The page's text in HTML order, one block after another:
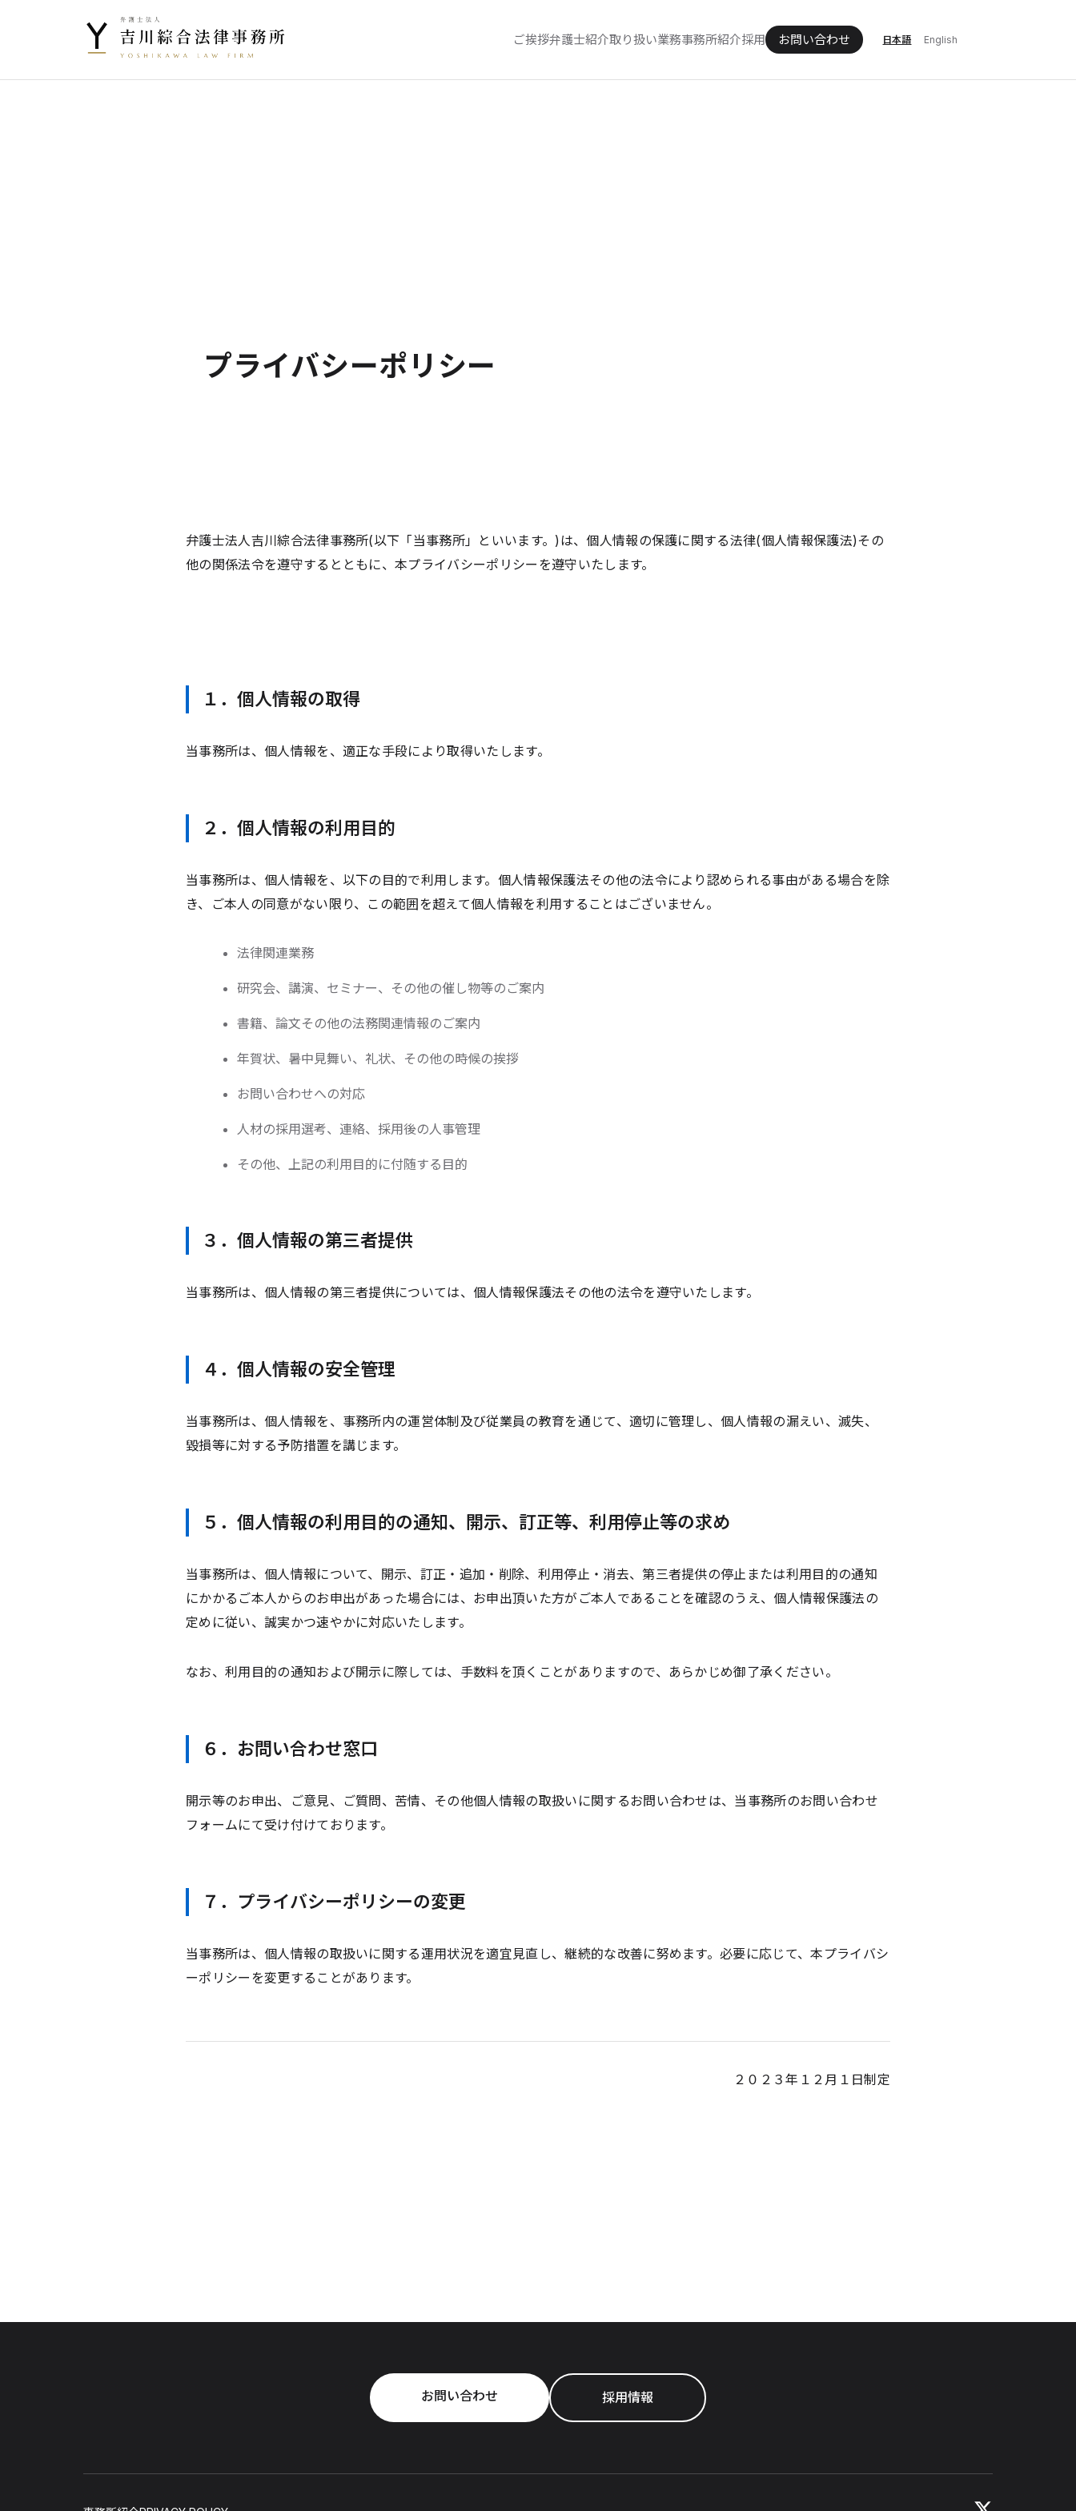
ご挨拶弁護士紹介取り扱い業務事務所紹介採用 お問い合わせ 日本語 English
プライバシーポリシー
弁護士法人吉川綜合法律事務所(以下「当事務所」といいます。)は、個人情報の保護に関する法律(個人情報保護法)その
他の関係法令を遵守するとともに、本プライバシーポリシーを遵守いたします。
１．個人情報の取得
当事務所は、個人情報を、適正な手段により取得いたします。
２．個人情報の利用目的
当事務所は、個人情報を、以下の目的で利用します。個人情報保護法その他の法令により認められる事由がある場合を除
き、ご本人の同意がない限り、この範囲を超えて個人情報を利用することはございません。
法律関連業務
研究会、講演、セミナー、その他の催し物等のご案内
書籍、論文その他の法務関連情報のご案内
年賀状、暑中見舞い、礼状、その他の時候の挨拶
お問い合わせへの対応
人材の採用選考、連絡、採用後の人事管理
その他、上記の利用目的に付随する目的
３．個人情報の第三者提供
当事務所は、個人情報の第三者提供については、個人情報保護法その他の法令を遵守いたします。
４．個人情報の安全管理
当事務所は、個人情報を、事務所内の運営体制及び従業員の教育を通じて、適切に管理し、個人情報の漏えい、滅失、
毀損等に対する予防措置を講じます。
５．個人情報の利用目的の通知、開示、訂正等、利用停止等の求め
当事務所は、個人情報について、開示、訂正・追加・削除、利用停止・消去、第三者提供の停止または利用目的の通知
にかかるご本人からのお申出があった場合には、お申出頂いた方がご本人であることを確認のうえ、個人情報保護法の
定めに従い、誠実かつ速やかに対応いたします。
なお、利用目的の通知および開示に際しては、手数料を頂くことがありますので、あらかじめ御了承ください。
６．お問い合わせ窓口
開示等のお申出、ご意見、ご質問、苦情、その他個人情報の取扱いに関するお問い合わせは、当事務所のお問い合わせ
フォームにて受け付けております。
７．プライバシーポリシーの変更
当事務所は、個人情報の取扱いに関する運用状況を適宜見直し、継続的な改善に努めます。必要に応じて、本プライバシ
ーポリシーを変更することがあります。
２０２３年１２月１日制定
お問い合わせ 採用情報